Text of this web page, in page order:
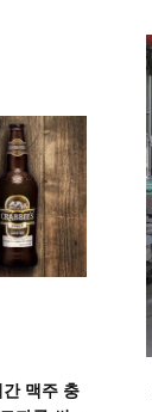
맥주 충